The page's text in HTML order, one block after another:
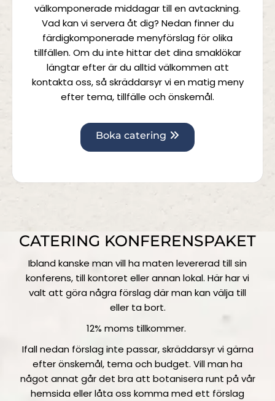
välkomponerade middagar till en avtackning.
Vad kan vi servera åt dig? Nedan finner du
färdigkomponerade menyförslag för olika
tillfällen. Om du inte hittar det dina smaklökar
längtar efter är du alltid välkommen att
kontakta oss, så skräddarsyr vi en matig meny
efter tema, tillfälle och önskemål.
Boka catering
CATERING KONFERENSPAKET
Ibland kanske man vill ha maten levererad till sin
konferens, till kontoret eller annan lokal. Här har vi
valt att göra några förslag där man kan välja till
eller ta bort.
12% moms tillkommer.
Ifall nedan förslag inte passar, skräddarsyr vi gärna
efter önskemål, tema och budget. Vill man ha
något annat går det bra att botanisera runt på vår
hemsida eller låta oss komma med ett förslag